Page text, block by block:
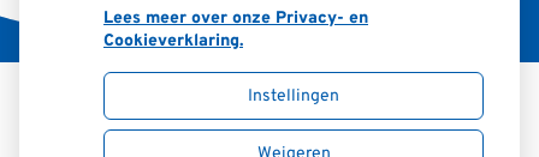
Uw Zorg Online|Beheer
Lees meer over onze Privacy- en
Cookieverklaring.
Instellingen